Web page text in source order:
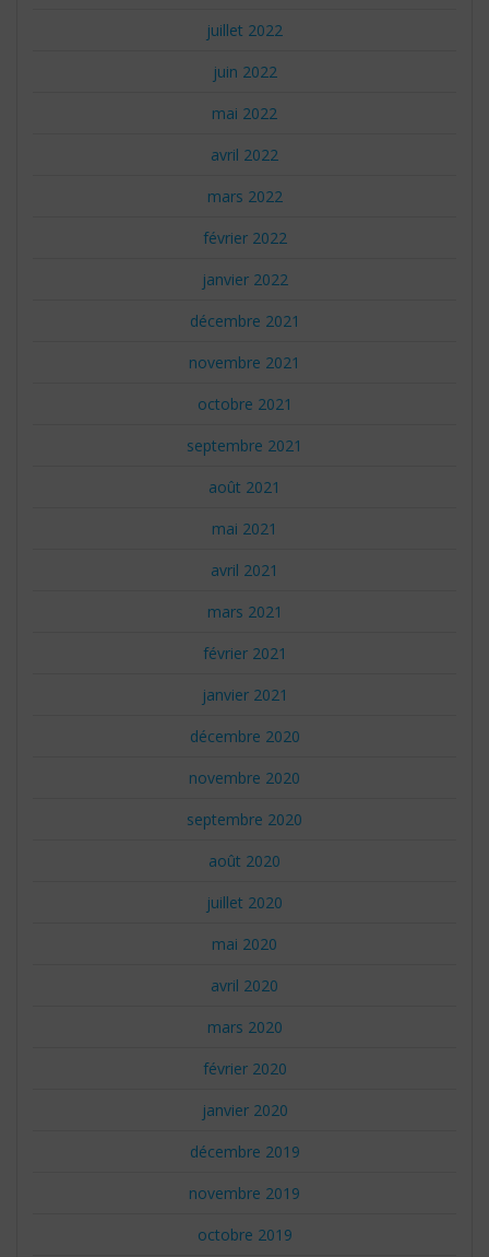
juillet 2022
juin 2022
mai 2022
avril 2022
mars 2022
février 2022
janvier 2022
décembre 2021
novembre 2021
octobre 2021
septembre 2021
août 2021
mai 2021
avril 2021
mars 2021
février 2021
janvier 2021
décembre 2020
novembre 2020
septembre 2020
août 2020
juillet 2020
mai 2020
avril 2020
mars 2020
février 2020
janvier 2020
décembre 2019
novembre 2019
octobre 2019